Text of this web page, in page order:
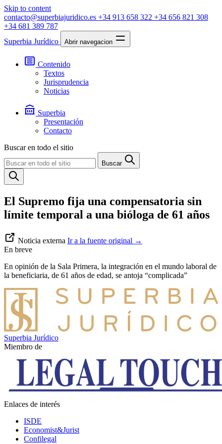
Skip to content
contacto@superbiajuridico.es +34 913 658 322 +34 656 821 308
+34 681 389 787
Superbia Jurídico
Abrir navegacion
Contenido
Textos
Jurisprudencia
Noticias
Superbia
Presentación
Contacto
Buscar en todo el sitio
Buscar
El Supremo fija una compensatoria sin
límite temporal a una bióloga de 61 años
Noticia externa Ir a la fuente original →
En breve
En opinión de la Sala Primera, la integración en el mundo laboral de
la beneficiaria, de 61 años de edad, se antoja “complicada”
Superbia Jurídico
Miembro de
Enlaces de interés
ISDE
Economist&Jurist
Confilegal